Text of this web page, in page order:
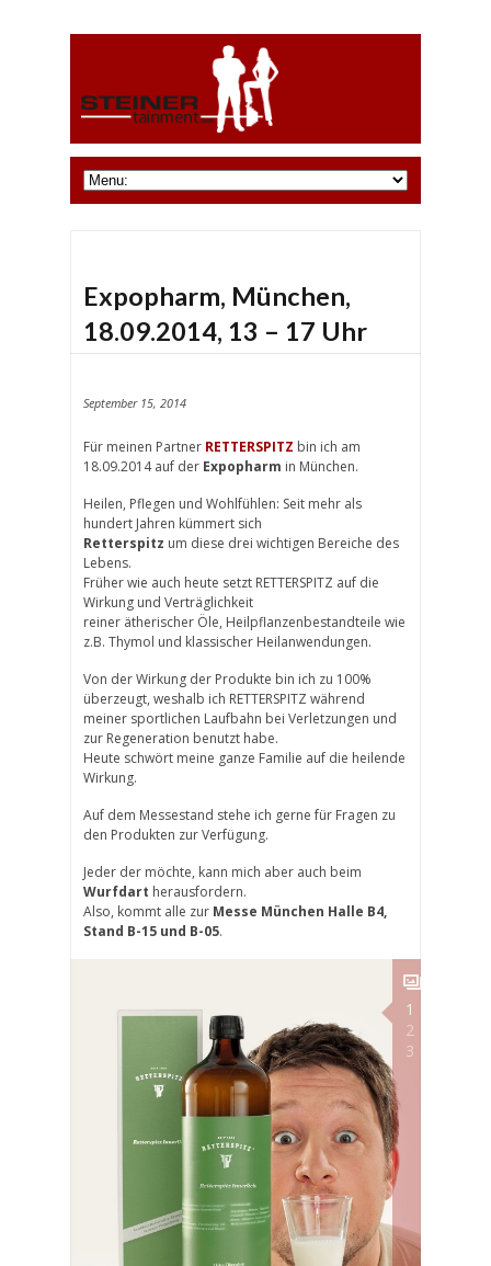
Expopharm, München,
18.09.2014, 13 – 17 Uhr
September 15, 2014
Für meinen Partner RETTERSPITZ bin ich am
18.09.2014 auf der Expopharm in München.
Heilen, Pflegen und Wohlfühlen: Seit mehr als
hundert Jahren kümmert sich
Retterspitz um diese drei wichtigen Bereiche des
Lebens.
Früher wie auch heute setzt RETTERSPITZ auf die
Wirkung und Verträglichkeit
reiner ätherischer Öle, Heilpflanzenbestandteile wie
z.B. Thymol und klassischer Heilanwendungen.
Von der Wirkung der Produkte bin ich zu 100%
überzeugt, weshalb ich RETTERSPITZ während
meiner sportlichen Laufbahn bei Verletzungen und
zur Regeneration benutzt habe.
Heute schwört meine ganze Familie auf die heilende
Wirkung.
Auf dem Messestand stehe ich gerne für Fragen zu
den Produkten zur Verfügung.
Jeder der möchte, kann mich aber auch beim
Wurfdart herausfordern.
Also, kommt alle zur Messe München Halle B4,
Stand B-15 und B-05.
1
2
3